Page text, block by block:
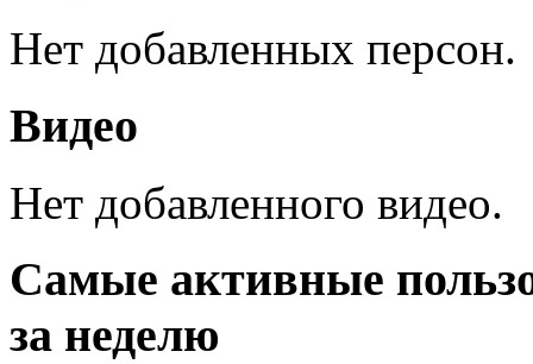
Нет добавленных персон.
Видео
Нет добавленного видео.
Самые активные
за неделю